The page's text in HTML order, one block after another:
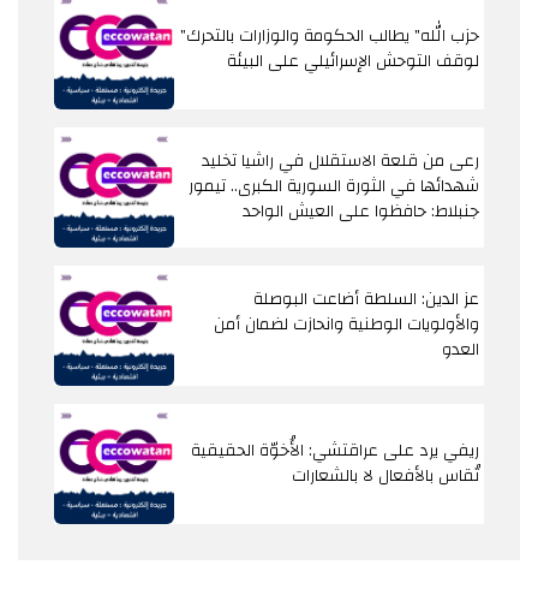
"حزب الله" يطالب الحكومة والوزارات بالتحرك
لوقف التوحش الإسرائيلي على البيئة
رعى من قلعة الاستقلال في راشيا تخليد
شهدائها في الثورة السورية الكبرى.. تيمور
جنبلاط: حافظوا على العيش الواحد
عز الدين: السلطة أضاعت البوصلة
والأولويات الوطنية وانحازت لضمان أمن
العدو
ريفي يرد على عراقتشي: الأُخوّة الحقيقية
تُقاس بالأفعال لا بالشعارات